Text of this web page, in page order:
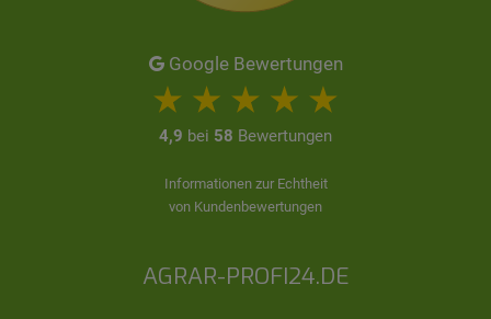
Google Bewertungen
4,9 bei 58 Bewertungen
Informationen zur Echtheit
von Kundenbewertungen
AGRAR-PROFI24.DE